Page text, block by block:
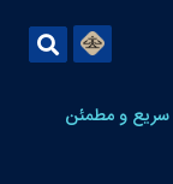
سریع و مطمئن